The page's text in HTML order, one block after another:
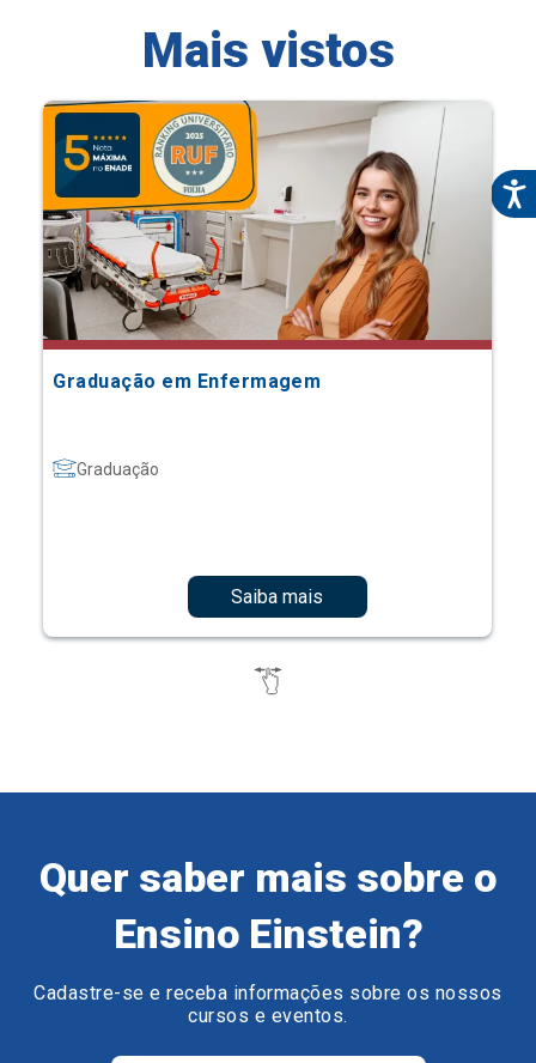
Mais vistos
Graduação em Enfermagem
Graduação
Saiba mais
Quer saber mais sobre o
Ensino Einstein?
Cadastre-se e receba informações sobre os nossos
cursos e eventos.